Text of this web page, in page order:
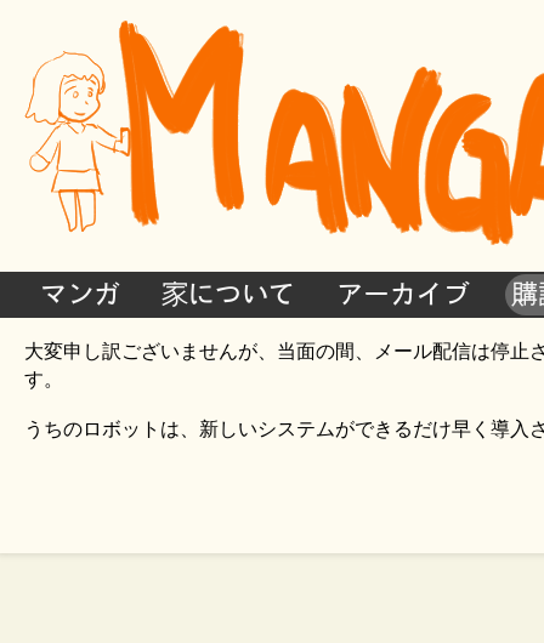
マンガ 家について アーカイブ
大変申し訳ございませんが、当面の間、メール配信は停
す。
うちのロボットは、新しいシステムができるだけ早く導入